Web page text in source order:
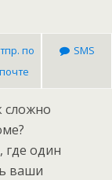
по
SMS
сложно
где один
ваши